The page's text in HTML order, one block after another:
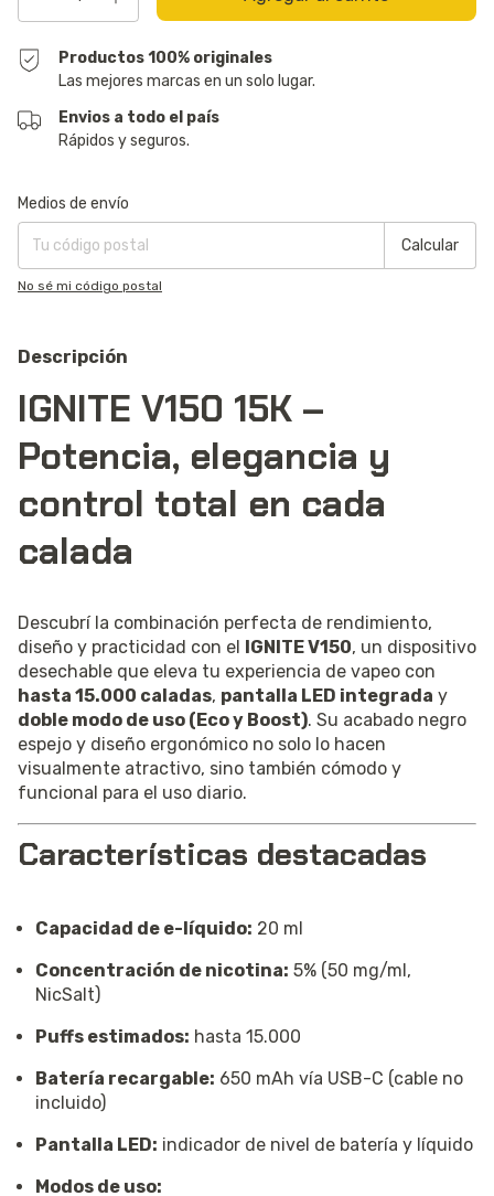
Productos 100% originales
Las mejores marcas en un solo lugar.
Envios a todo el país
Rápidos y seguros.
Entregas para el CP:
Medios de envío
Calcular
No sé mi código postal
Descripción
IGNITE V150 15K –
Potencia, elegancia y
control total en cada
calada
Descubrí la combinación perfecta de rendimiento,
diseño y practicidad con el
IGNITE V150, un dispositivo
desechable que eleva tu experiencia de vapeo con
hasta 15.000 caladas, pantalla LED integrada y
doble modo de uso (Eco y Boost). Su acabado negro
espejo y diseño ergonómico no solo lo hacen
visualmente atractivo, sino también cómodo y
funcional para el uso diario.
Características destacadas
Capacidad de e-líquido: 20 ml
Concentración de nicotina: 5% (50 mg/ml,
NicSalt)
Puffs estimados: hasta 15.000
Batería recargable: 650 mAh vía USB-C (cable no
incluido)
Pantalla LED: indicador de nivel de batería y líquido
Modos de uso: